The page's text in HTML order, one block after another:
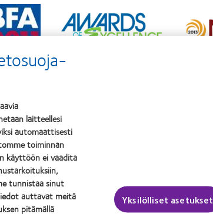
Learn
more
about
2011
Learn
more
Legal
Ehdot
Evästeilmoitus
Kommenttipolitiikka
laitteellesi
automaattisesti
toiminnan
käyttöön ei vaadita
tunnistaa sinut
auttavat meitä
pitämällä
Yksilölliset asetukset